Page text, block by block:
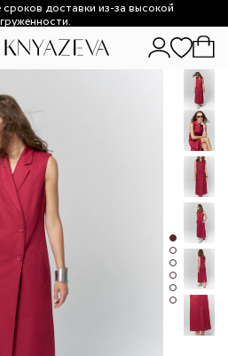
доставки из-за высокой